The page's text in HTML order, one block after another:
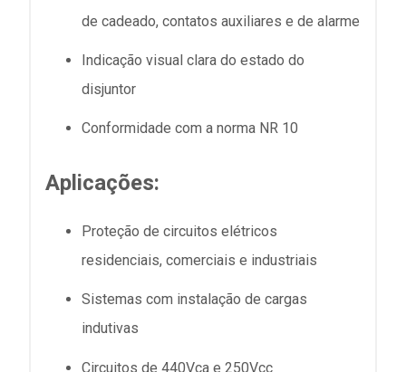
de cadeado, contatos auxiliares e de alarme
Indicação visual clara do estado do
disjuntor
Conformidade com a norma NR 10
Aplicações:
Proteção de circuitos elétricos
residenciais, comerciais e industriais
Sistemas com instalação de cargas
indutivas
Circuitos de 440Vca e 250Vcc